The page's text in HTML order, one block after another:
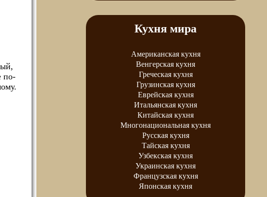
по-
Кухня мира
Американская кухня
Венгерская кухня
Греческая кухня
Грузинская кухня
Еврейская кухня
Итальянская кухня
Китайская кухня
Многонациональная кухня
Русская кухня
Тайская кухня
Узбекская кухня
Украинская кухня
Французская кухня
Японская кухня